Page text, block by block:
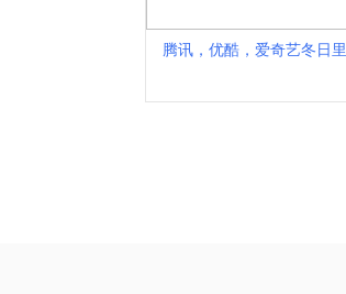
腾讯，优酷，爱奇艺冬日里